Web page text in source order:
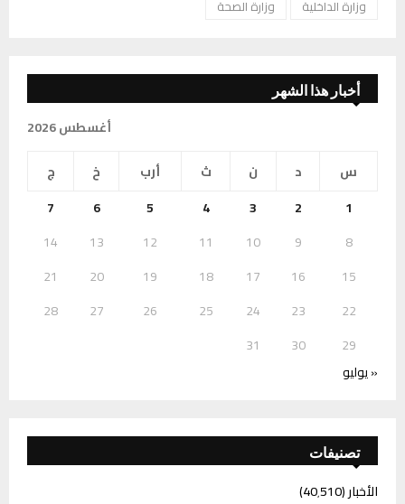
وزارة الداخلية
وزارة الصحة
أخبار هذا الشهر
أغسطس 2026
س
د ن ث أرب خ
ج
1
2
3
4
5
6
7
8
9
10
11
12
13
14
15
16
17
18
19
20
21
22
23
24
25
26
27
28
29
30
31
« يوليو
تصنيفات
الأخبار(40٬510)